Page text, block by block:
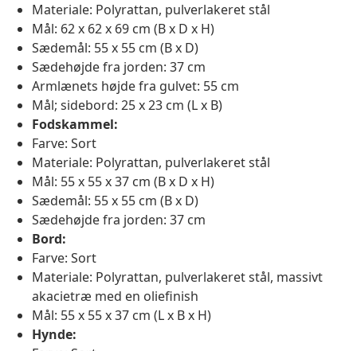
Materiale: Polyrattan, pulverlakeret stål
Mål: 62 x 62 x 69 cm (B x D x H)
Sædemål: 55 x 55 cm (B x D)
Sædehøjde fra jorden: 37 cm
Armlænets højde fra gulvet: 55 cm
Mål; sidebord: 25 x 23 cm (L x B)
Fodskammel:
Farve: Sort
Materiale: Polyrattan, pulverlakeret stål
Mål: 55 x 55 x 37 cm (B x D x H)
Sædemål: 55 x 55 cm (B x D)
Sædehøjde fra jorden: 37 cm
Bord:
Farve: Sort
Materiale: Polyrattan, pulverlakeret stål, massivt
akacietræ med en oliefinish
Mål: 55 x 55 x 37 cm (L x B x H)
Hynde: